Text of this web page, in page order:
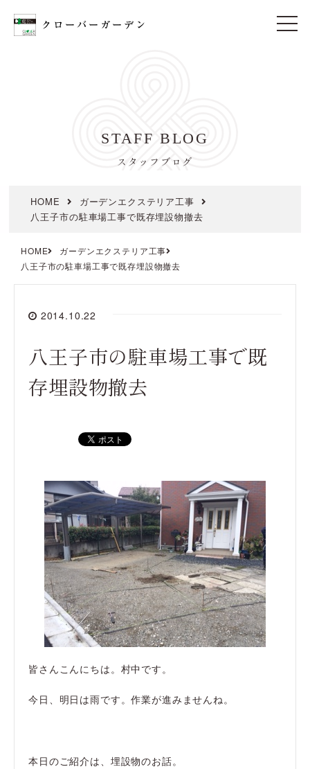
t
STAFF BLOG
スタッフブログ
HOME
ガーデンエクステリア工事
八王子市の駐車場工事で既存埋設物撤去
HOME
ガーデンエクステリア工事
八王子市の駐車場工事で既存埋設物撤去
2014.10.22
八王子市の駐車場工事で既
存埋設物撤去
皆さんこんにちは。村中です。
今日、明日は雨です。作業が進みませんね。
本日のご紹介は、埋設物のお話。